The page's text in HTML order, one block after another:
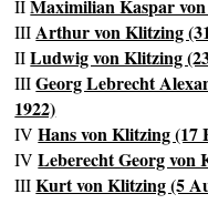
IIMaximilian Kaspar
IIIArthur von Klitzing
IILudwig von Klitzing
IIIGeorg Lebrecht
1922)
IVHans von Klitzing (17
IVLeberecht Georg von
IIIKurt von Klitzing (5